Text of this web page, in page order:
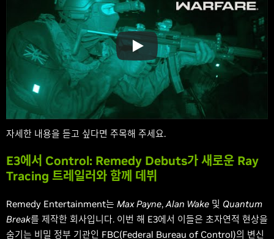
자세한 내용을 듣고 싶다면 주목해 주세요.
E3에서 Control: Remedy Debuts가 새로운 Ray
Tracing 트레일러와 함께 데뷔
Remedy Entertainment는 Max Payne, Alan Wake 및 Quantum
Break를 제작한 회사입니다. 이번 해 E3에서 이들은 초자연적 현상을
숨기는 비밀 정부 기관인 FBC(Federal Bureau of Control)의 변신